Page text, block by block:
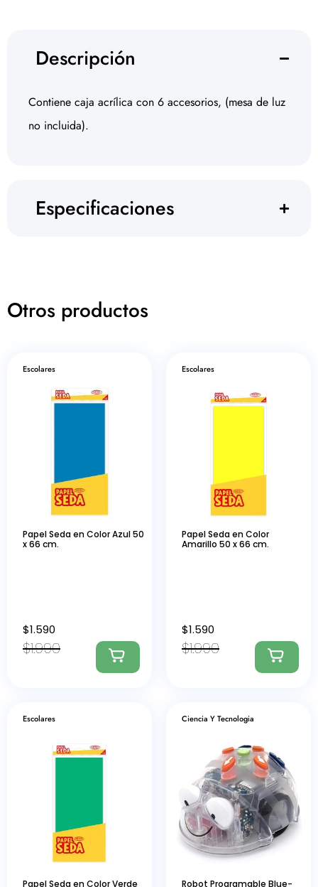
Descripción
Contiene caja acrílica con 6 accesorios, (mesa de luz
no incluida).
Especificaciones
Otros productos
Escolares
Papel Seda en Color Azul 50
x 66 cm.
$1.990
$1.590
Escolares
Papel Seda en Color
Amarillo 50 x 66 cm.
$1.990
$1.590
Escolares
Papel Seda en Color Verde
Ciencia Y Tecnologia
Robot Programable Blue-